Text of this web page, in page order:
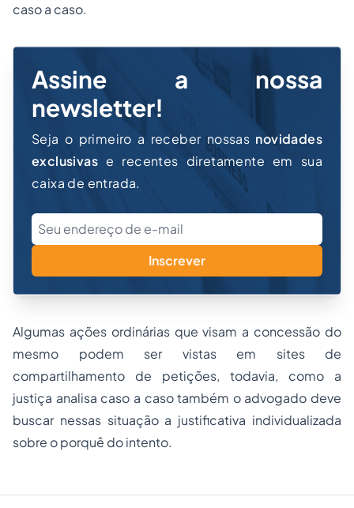
caso a caso.
Assine a nossa
newsletter!
Seja o primeiro a receber nossas novidades
exclusivas e recentes diretamente em sua
caixa de entrada.
Inscrever
Algumas ações ordinárias que visam a concessão do
mesmo podem ser vistas em sites de
compartilhamento de petições, todavia, como a
justiça analisa caso a caso também o advogado deve
buscar nessas situação a justificativa individualizada
sobre o porquê do intento.